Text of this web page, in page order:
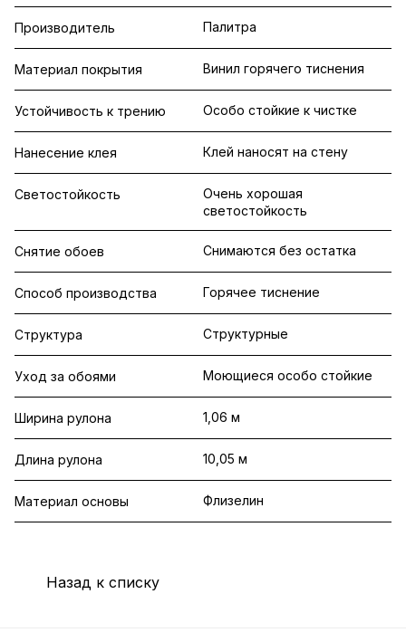
Производитель Палитра
Материал покрытия Винил горячего тиснения
Устойчивость к трению Особо стойкие к чистке
Нанесение клея Клей наносят на стену
Светостойкость
Очень хорошая
светостойкость
Снятие обоев Снимаются без остатка
Способ производства Горячее тиснение
Структура Структурные
Уход за обоями Моющиеся особо стойкие
Ширина рулона 1,06 м
Длина рулона 10,05 м
Материал основы Флизелин
Назад к списку